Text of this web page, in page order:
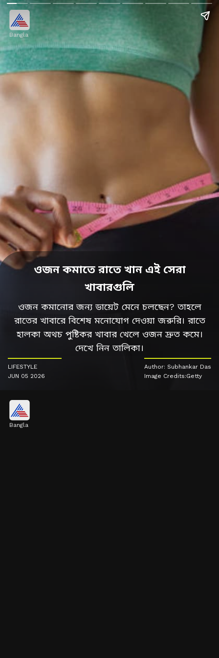
Bangla
ওজন কমাতে রাতে খান এই সেরা
খাবারগুলি
ওজন কমানোর জন্য ডায়েট মেনে চলছেন? তাহলে
রাতের খাবারে বিশেষ মনোযোগ দেওয়া জরুরি। রাতে
হালকা অথচ পুষ্টিকর খাবার খেলে ওজন দ্রুত কমে।
দেখে নিন তালিকা।
LIFESTYLE
JUN 05 2026
Author: Subhankar Das
Image Credits:Getty
Bangla